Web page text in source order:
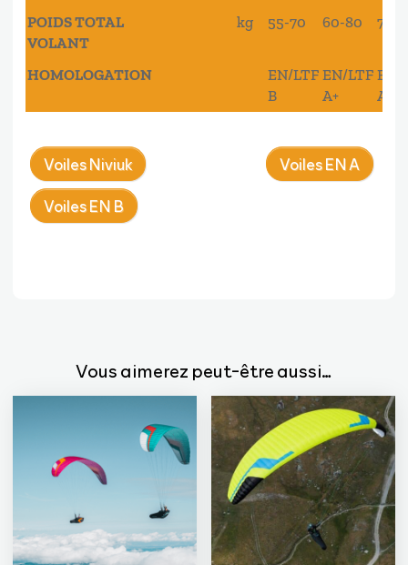
POIDS TOTAL
VOLANT
kg 55-70 60-80 70-
HOMOLOGATION
EN/LTF
B
EN/LTF
A+
EN/
A+
Voiles Niviuk
Voiles EN A
Voiles EN B
Vous aimerez peut-être aussi…